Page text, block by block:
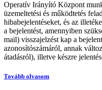
Operatív Irányító Központ
üzemeltetési és működtetés
hibabejelentéseket, és az
a bejelentést, amennyiben
mail) visszajelzést kap a
azonosítószámáról, annak
átadásról), illetve készre
Tovább olvasom